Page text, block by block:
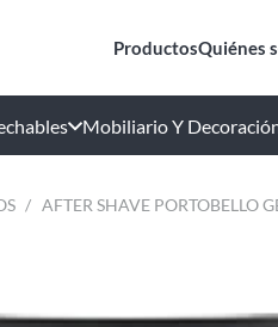
ProductosQuiénes
Mobiliario Y
/ AFTER SHAVE PORTOBELLO